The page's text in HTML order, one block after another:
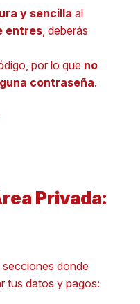
y sencilla al
entres, deberás
por lo que no
contraseña.
Privada:
donde
tus datos y pagos: